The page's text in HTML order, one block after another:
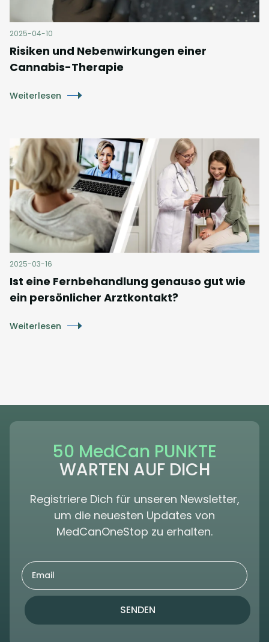
2025-04-10
Risiken und Nebenwirkungen einer
Cannabis-Therapie
Weiterlesen
2025-03-16
Ist eine Fernbehandlung genauso gut wie
ein persönlicher Arztkontakt?
Weiterlesen
50 MedCan PUNKTE
WARTEN AUF DICH
Registriere Dich für unseren Newsletter,
um die neuesten Updates von
MedCanOneStop zu erhalten.
SENDEN